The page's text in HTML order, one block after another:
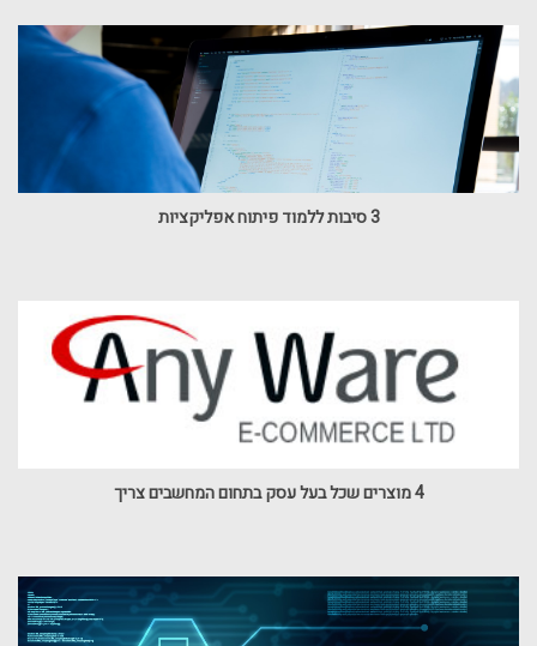
3 סיבות ללמוד פיתוח אפליקציות
4 מוצרים שכל בעל עסק בתחום המחשבים צריך